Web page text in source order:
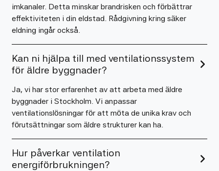
imkanaler. Detta minskar brandrisken och förbättrar
effektiviteten i din eldstad. Rådgivning kring säker
eldning ingår också.
Kan ni hjälpa till med ventilationssystem
för äldre byggnader?
Ja, vi har stor erfarenhet av att arbeta med äldre
byggnader i Stockholm. Vi anpassar
ventilationslösningar för att möta de unika krav och
förutsättningar som äldre strukturer kan ha.
Hur påverkar ventilation
energiförbrukningen?